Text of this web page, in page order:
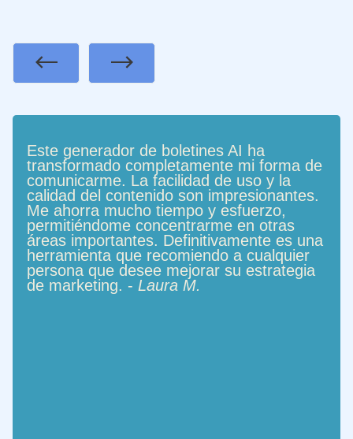
Este generador de boletines AI ha
transformado completamente mi forma de
comunicarme. La facilidad de uso y la
calidad del contenido son impresionantes.
Me ahorra mucho tiempo y esfuerzo,
permitiéndome concentrarme en otras
áreas importantes. Definitivamente es una
herramienta que recomiendo a cualquier
persona que desee mejorar su estrategia
de marketing. - Laura M.
PreviousNext